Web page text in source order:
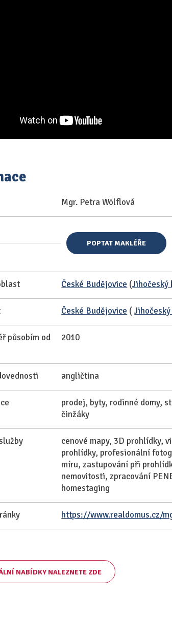
Mgr. Petra Wölflová
POPTAT MAKLÉŘE
České Budějovice (Jihočeský
České Budějovice (
působím od
2010
angličtina
prodej, byty, rodinné domy,
činžáky
cenové mapy, 3D prohlídky,
prohlídky, profesionální
míru, zastupování při
nemovitosti, zpracování
homestaging
https://www.realdomus.cz/
NABÍDKY NALEZNETE ZDE